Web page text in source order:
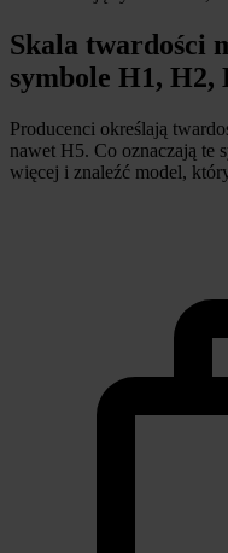
Skala twardości
symbole H1, H2,
Producenci określają
nawet H5. Co oznaczają te
więcej i znaleźć model,